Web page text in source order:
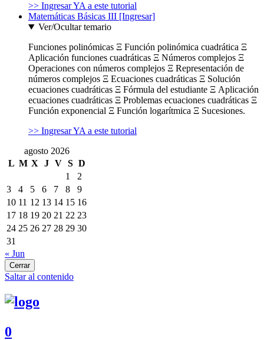
>> Ingresar YA a este tutorial
Matemáticas Básicas III [Ingresar]
Ver/Ocultar temario
Funciones polinómicas Ξ Función polinómica cuadrática Ξ
Aplicación funciones cuadráticas Ξ Números complejos Ξ
Operaciones con números complejos Ξ Representación de
números complejos Ξ Ecuaciones cuadráticas Ξ Solución
ecuaciones cuadráticas Ξ Fórmula del estudiante Ξ Aplicación
ecuaciones cuadráticas Ξ Problemas ecuaciones cuadráticas Ξ
Función exponencial Ξ Función logarítmica Ξ Sucesiones.
>> Ingresar YA a este tutorial
agosto 2026
L M X J V S D
1
2
3
4 5 6 7 8
9
10 11 12 13 14 15 16
17 18 19 20 21 22 23
24 25 26 27 28 29 30
31
« Jun
Cerrar
Saltar al contenido
0